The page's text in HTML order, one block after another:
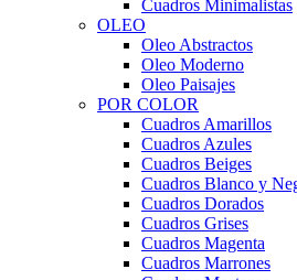
Cuadros Minimalistas
OLEO
Oleo Abstractos
Oleo Moderno
Oleo Paisajes
POR COLOR
Cuadros Amarillos
Cuadros Azules
Cuadros Beiges
Cuadros Blanco y
Cuadros Dorados
Cuadros Grises
Cuadros Magenta
Cuadros Marrones